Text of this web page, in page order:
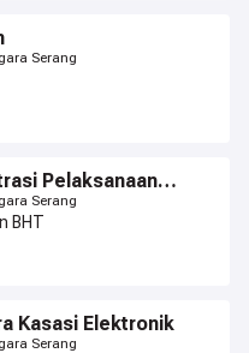
Serang
Pelaksanaan
Hukum Tetap
Serang
BHT
Kasasi Elektronik
Serang